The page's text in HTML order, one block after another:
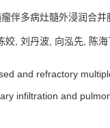
伴多病灶髓外浸润合并
姣, 刘丹波, 向泓先, 陈海
and refractory
infiltration and